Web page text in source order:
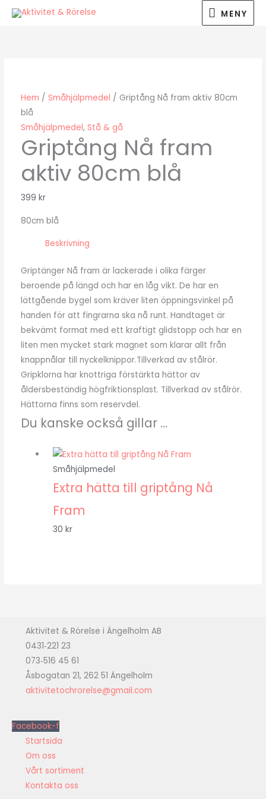
Hoppa
MENY
MENY
Hem / Småhjälpmedel / Griptång Nå fram aktiv 80cm
blå
Småhjälpmedel, Stå & gå
Griptång Nå fram
aktiv 80cm blå
399 kr
80cm blå
Beskrivning
Griptänger Nå fram är lackerade i olika färger
beroende på längd och har en låg vikt. De har en
lättgående bygel som kräver liten öppningsvinkel på
handen för att fingrarna ska nå runt. Handtaget är
bekvämt format med ett kraftigt glidstopp och har en
liten men mycket stark magnet som klarar allt från
knappnålar till nyckelknippor.Tillverkad av stålrör.
Gripklorna har knottriga förstärkta hättor av
åldersbeständig högfriktionsplast. Tillverkad av stålrör.
Hättorna finns som reservdel.
Du kanske också gillar …
Småhjälpmedel
Extra hätta till griptång Nå
Fram
30kr
Aktivitet & Rörelse i Ängelholm AB
0431‑221 23
073‑516 45 61
Åsbogatan 21, 262 51 Ängelholm
aktivitetochrorelse@gmail.com
Facebook-f
Startsida
Om oss
Vårt sortiment
Kontakta oss